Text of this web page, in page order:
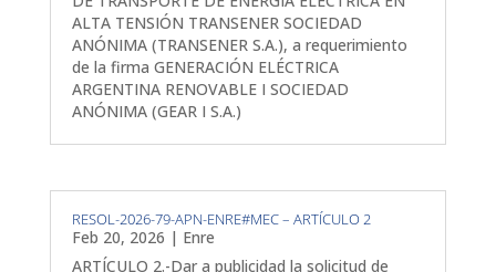
ALTA TENSIÓN TRANSENER SOCIEDAD
ANÓNIMA (TRANSENER S.A.), a requerimiento
de la firma GENERACIÓN ELÉCTRICA
ARGENTINA RENOVABLE I SOCIEDAD
ANÓNIMA (GEAR I S.A.)
RESOL-2026-79-APN-ENRE#MEC – ARTÍCULO 2
Feb 20, 2026 | Enre
ARTÍCULO 2.-Dar a publicidad la solicitud de